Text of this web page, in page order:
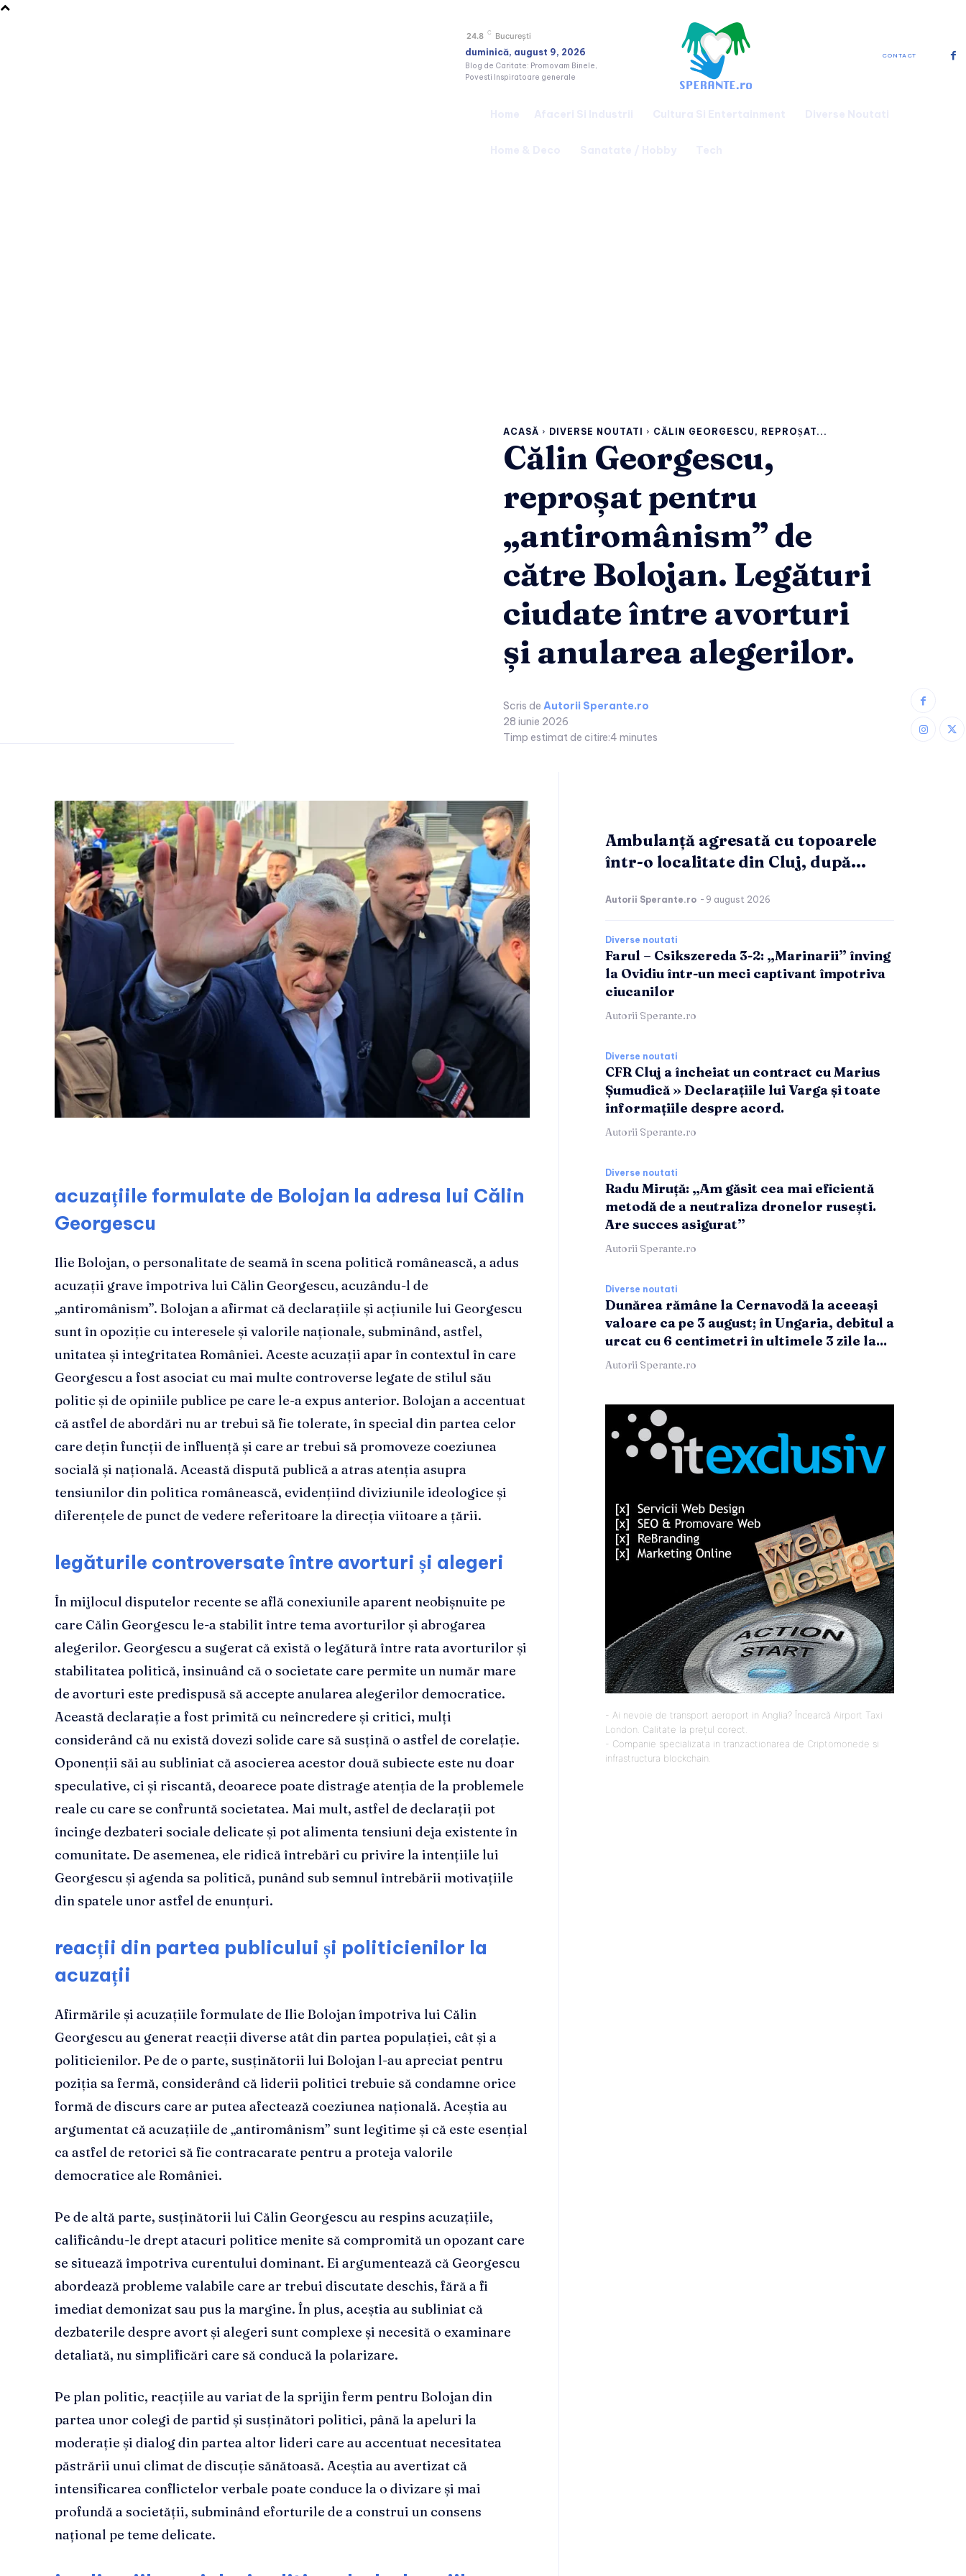
24.8 C București
duminică, august 9, 2026
Blog de Caritate: Promovam Binele,
Povesti Inspiratoare generale
CONTACT
ACASĂ DIVERSE NOUTATI CĂLIN GEORGESCU, REPROȘAT...
Călin Georgescu,
reproșat pentru
„antiromânism” de
către Bolojan. Legături
ciudate între avorturi
și anularea alegerilor.
Scris de Autorii Sperante.ro
28 iunie 2026
Timp estimat de citire:4 minutes
acuzațiile formulate de Bolojan la adresa lui Călin
Georgescu
Ilie Bolojan, o personalitate de seamă în scena politică românească, a adus
acuzații grave împotriva lui Călin Georgescu, acuzându-l de
„antiromânism”. Bolojan a afirmat că declarațiile și acțiunile lui Georgescu
sunt în opoziție cu interesele și valorile naționale, subminând, astfel,
unitatea și integritatea României. Aceste acuzații apar în contextul în care
Georgescu a fost asociat cu mai multe controverse legate de stilul său
politic și de opiniile publice pe care le-a expus anterior. Bolojan a accentuat
că astfel de abordări nu ar trebui să fie tolerate, în special din partea celor
care dețin funcții de influență și care ar trebui să promoveze coeziunea
socială și națională. Această dispută publică a atras atenția asupra
tensiunilor din politica românească, evidențiind diviziunile ideologice și
diferențele de punct de vedere referitoare la direcția viitoare a țării.
legăturile controversate între avorturi și alegeri
În mijlocul disputelor recente se află conexiunile aparent neobișnuite pe
care Călin Georgescu le-a stabilit între tema avorturilor și abrogarea
alegerilor. Georgescu a sugerat că există o legătură între rata avorturilor și
stabilitatea politică, insinuând că o societate care permite un număr mare
de avorturi este predispusă să accepte anularea alegerilor democratice.
Această declarație a fost primită cu neîncredere și critici, mulți
considerând că nu există dovezi solide care să susțină o astfel de corelație.
Oponenții săi au subliniat că asocierea acestor două subiecte este nu doar
speculative, ci și riscantă, deoarece poate distrage atenția de la problemele
reale cu care se confruntă societatea. Mai mult, astfel de declarații pot
încinge dezbateri sociale delicate și pot alimenta tensiuni deja existente în
comunitate. De asemenea, ele ridică întrebări cu privire la intențiile lui
Georgescu și agenda sa politică, punând sub semnul întrebării motivațiile
din spatele unor astfel de enunțuri.
reacții din partea publicului și politicienilor la
acuzații
Afirmările și acuzațiile formulate de Ilie Bolojan împotriva lui Călin
Georgescu au generat reacții diverse atât din partea populației, cât și a
politicienilor. Pe de o parte, susținătorii lui Bolojan l-au apreciat pentru
poziția sa fermă, considerând că liderii politici trebuie să condamne orice
formă de discurs care ar putea afectează coeziunea națională. Aceștia au
argumentat că acuzațiile de „antiromânism” sunt legitime și că este esențial
ca astfel de retorici să fie contracarate pentru a proteja valorile
democratice ale României.
Pe de altă parte, susținătorii lui Călin Georgescu au respins acuzațiile,
calificându-le drept atacuri politice menite să compromită un opozant care
se situează împotriva curentului dominant. Ei argumentează că Georgescu
abordează probleme valabile care ar trebui discutate deschis, fără a fi
imediat demonizat sau pus la margine. În plus, aceștia au subliniat că
dezbaterile despre avort și alegeri sunt complexe și necesită o examinare
detaliată, nu simplificări care să conducă la polarizare.
Pe plan politic, reacțiile au variat de la sprijin ferm pentru Bolojan din
partea unor colegi de partid și susținători politici, până la apeluri la
moderație și dialog din partea altor lideri care au accentuat necesitatea
păstrării unui climat de discuție sănătoasă. Aceștia au avertizat că
intensificarea conflictelor verbale poate conduce la o divizare și mai
profundă a societății, subminând eforturile de a construi un consens
național pe teme delicate.
Ambulanță agresată cu topoarele
într-o localitate din Cluj, după...
Autorii Sperante.ro - 9 august 2026
Diverse noutati
Farul – Csikszereda 3-2: „Marinarii” înving
la Ovidiu într-un meci captivant împotriva
ciucanilor
Autorii Sperante.ro
Diverse noutati
CFR Cluj a încheiat un contract cu Marius
Șumudică » Declarațiile lui Varga și toate
informațiile despre acord.
Autorii Sperante.ro
Diverse noutati
Radu Miruță: „Am găsit cea mai eficientă
metodă de a neutraliza dronelor rusești.
Are succes asigurat”
Autorii Sperante.ro
Diverse noutati
Dunărea rămâne la Cernavodă la aceeași
valoare ca pe 3 august; în Ungaria, debitul a
urcat cu 6 centimetri în ultimele 3 zile la...
Autorii Sperante.ro
- Ai nevoie de transport aeroport in Anglia? Încearcă Airport Taxi
London . Calitate la prețul corect.
- Companie specializata in tranzactionarea de Criptomonede si
infrastructura blockchain.